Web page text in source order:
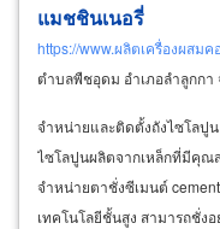
แมชชินเนอรี่
https://www.ผลิตเครื่องผสมค
ตำบลพืชอุดม อำเภอลำลูกก
จำหน่ายและติดตั้งถังไซโลปู
ไซโลปูนผลิตจากเหล็กที่มีคุณ
จำหน่ายตาชั่งซีเมนต์
เทคโนโลยีชั้นสูง สามารถชั่ง